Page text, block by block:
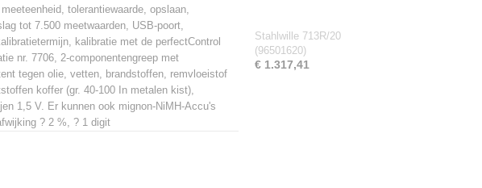
tolerantiewaarde, opslaan,
tot 7.500 meetwaarden, USB-poort,
kalibratie met de perfectControl
nr. 7706, 2-componentengreep met
tegen olie, vetten, brandstoffen, remvloeistof
koffer (gr. 40-100 In metalen kist),
1,5 V. Er kunnen ook mignon-NiMH-Accu's
? 2 %, ? 1 digit
Stahlwille 713R/20
(96501620)
€ 1.317,41